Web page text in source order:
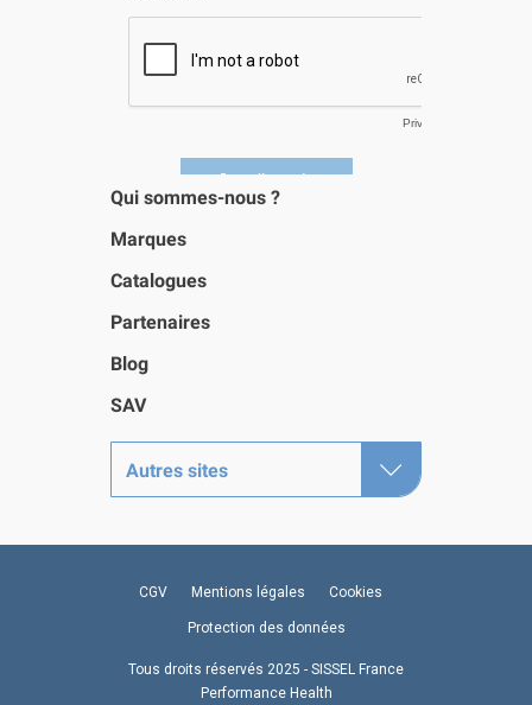
Qui sommes-nous ?
Marques
Catalogues
Partenaires
Blog
SAV
Autres sites
CGV Mentions légales Cookies
Protection des données
Tous droits réservés 2025 - SISSEL France
Performance Health